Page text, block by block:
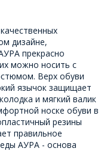
дизайне,
прекрасно
можно носить с
Верх обуви
язычок защищает
и мягкий валик
носке обуви в
резины
правильное
АУРА - основа